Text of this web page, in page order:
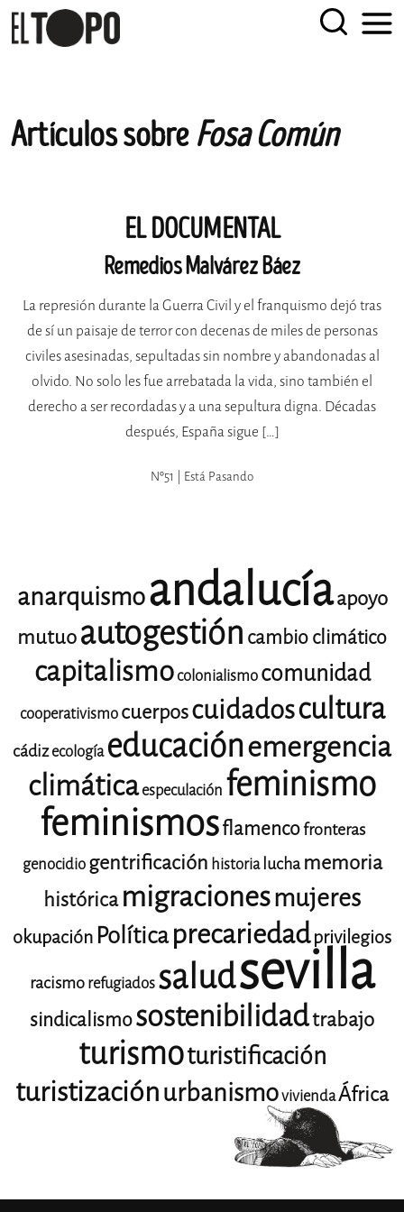
Skip
toArtículos sobreFosa Común
EL DOCUMENTAL
Remedios Malvárez Báez
La represión durante la Guerra Civil y el franquismo dejó tras
de sí un paisaje de terror con decenas de miles de personas
civiles asesinadas, sepultadas sin nombre y abandonadas al
olvido. No solo les fue arrebatada la vida, sino también el
derecho a ser recordadas y a una sepultura digna. Décadas
después, España sigue […]
Nº51 | Está Pasando
anarquismoandalucíaapoyo
mutuoautogestión cambio climático
capitalismocolonialismocomunidad
cooperativismocuerposcuidadoscultura
cádizecología educaciónemergencia
climáticaespeculación feminismo
feminismosflamencofronteras
genocidiogentrificación historia lucha memoria
histórica migracionesmujeres
okupaciónPolíticaprecariedadprivilegios
racismorefugiadossaludsevilla
sindicalismosostenibilidadtrabajo
turismoturistificación
turistizaciónurbanismoviviendaÁfrica